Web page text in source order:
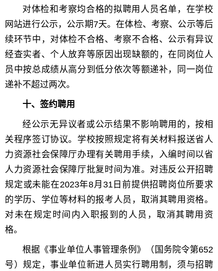
对体检和考察均合格的拟聘用人员名单，在学校
网站进行公示，公示期7天。在体检、考察、公示等后
续环节中，对体检不合格、考察不合格、公示有异议
经查实者、个人放弃等原因出现缺额的，在同岗位人
员中按总成绩从高分到低分依次等额递补，同一岗位
递补不超过两次。
十、签约聘用
经公示无异议者或公示结果不影响聘用的，按相
关程序签订协议。学校按照规定将有关材料报送省人
力资源社会保障厅办理有关聘用手续，入编时间以省
人力资源社会保障厅批复时间为准。对违反公开招聘
规定或未能在2023年8月31日前提供招聘岗位所要求
的学历、学位等材料的报考人员，取消其聘用资格。
对未在规定时间内入职报到的人员，取消其聘用资
格。
根据《事业单位人事管理条例》（国务院令第652
号）规定，事业单位新进人员实行聘用制，须与招聘